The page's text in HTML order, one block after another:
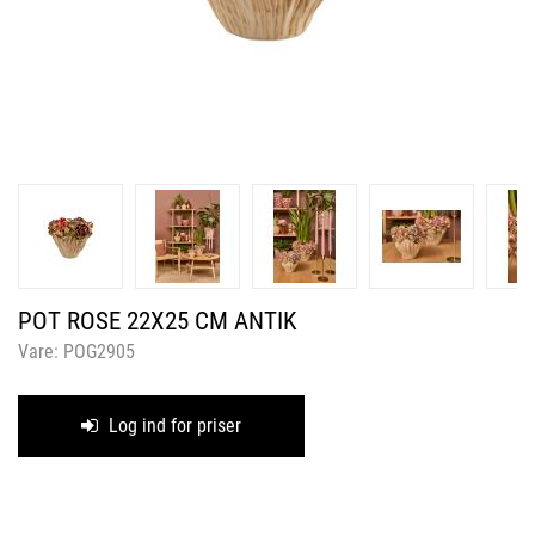
POT ROSE 22X25 CM ANTIK
Vare: POG2905
Log ind for priser